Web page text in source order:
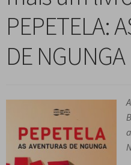
Meu cadastro
PEPETELA:
DE NGUNGA